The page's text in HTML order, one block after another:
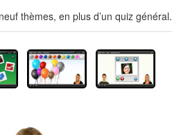
thèmes, en plus d’un quiz général.